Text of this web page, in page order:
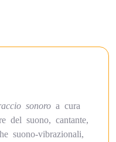
sonoro a cura
del suono, cantante,
suono-vibrazionali,